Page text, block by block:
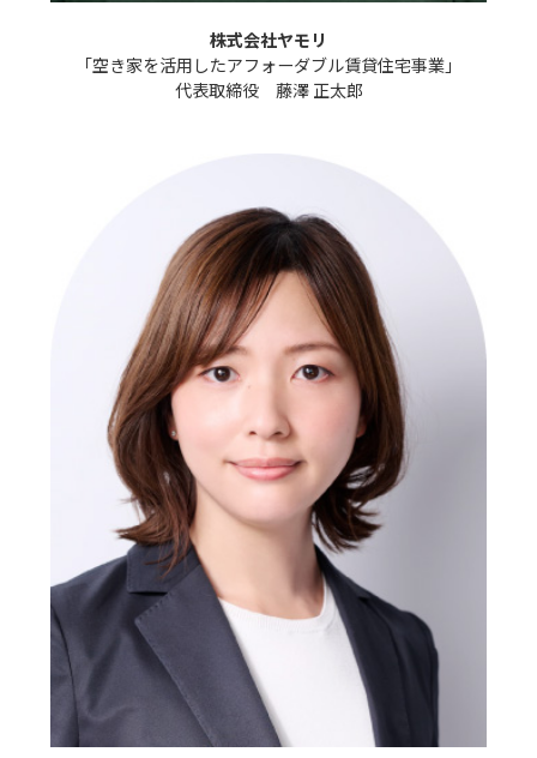
株式会社ヤモリ
「空き家を活用したアフォーダブル賃貸住宅事業」
代表取締役　藤澤 正太郎